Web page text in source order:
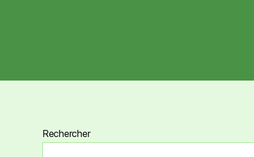
Rechercher